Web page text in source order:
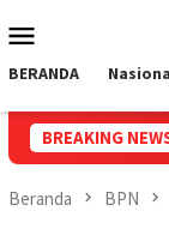
ke
Mobile
BERANDA
BREAKING
Mulai Langkah
Beranda BPN